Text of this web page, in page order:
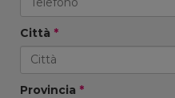
Città *
Provincia *